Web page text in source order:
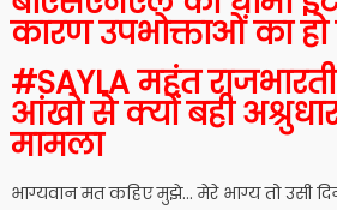
कारण उपभोक्ताओं का हो
#SAYLA महंत
आंखो से क्यों बही
मामला
भाग्यवान मत कहिए मुझे… मेरे भाग्य तो उसी